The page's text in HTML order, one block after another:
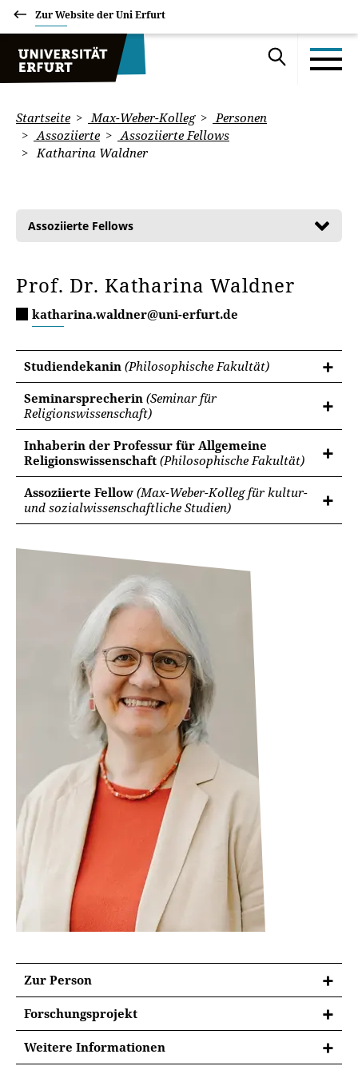
Zur Website der Uni Erfurt
Startseite Max-Weber-Kolleg
Personen
Assoziierte
Assoziierte Fellows
Katharina Waldner
Assoziierte Fellows
Prof. Dr. Katharina Waldner
katharina.waldner@uni-erfurt.de
Studiendekanin (Philosophische Fakultät)
Seminarsprecherin (Seminar für
Religionswissenschaft)
Inhaberin der Professur für Allgemeine
Religionswissenschaft (Philosophische Fakultät)
Assoziierte Fellow (Max-Weber-Kolleg für kultur-
und sozialwissenschaftliche Studien)
Zur Person
Forschungsprojekt
MYSTERIENKULTE,
Weitere Informationen